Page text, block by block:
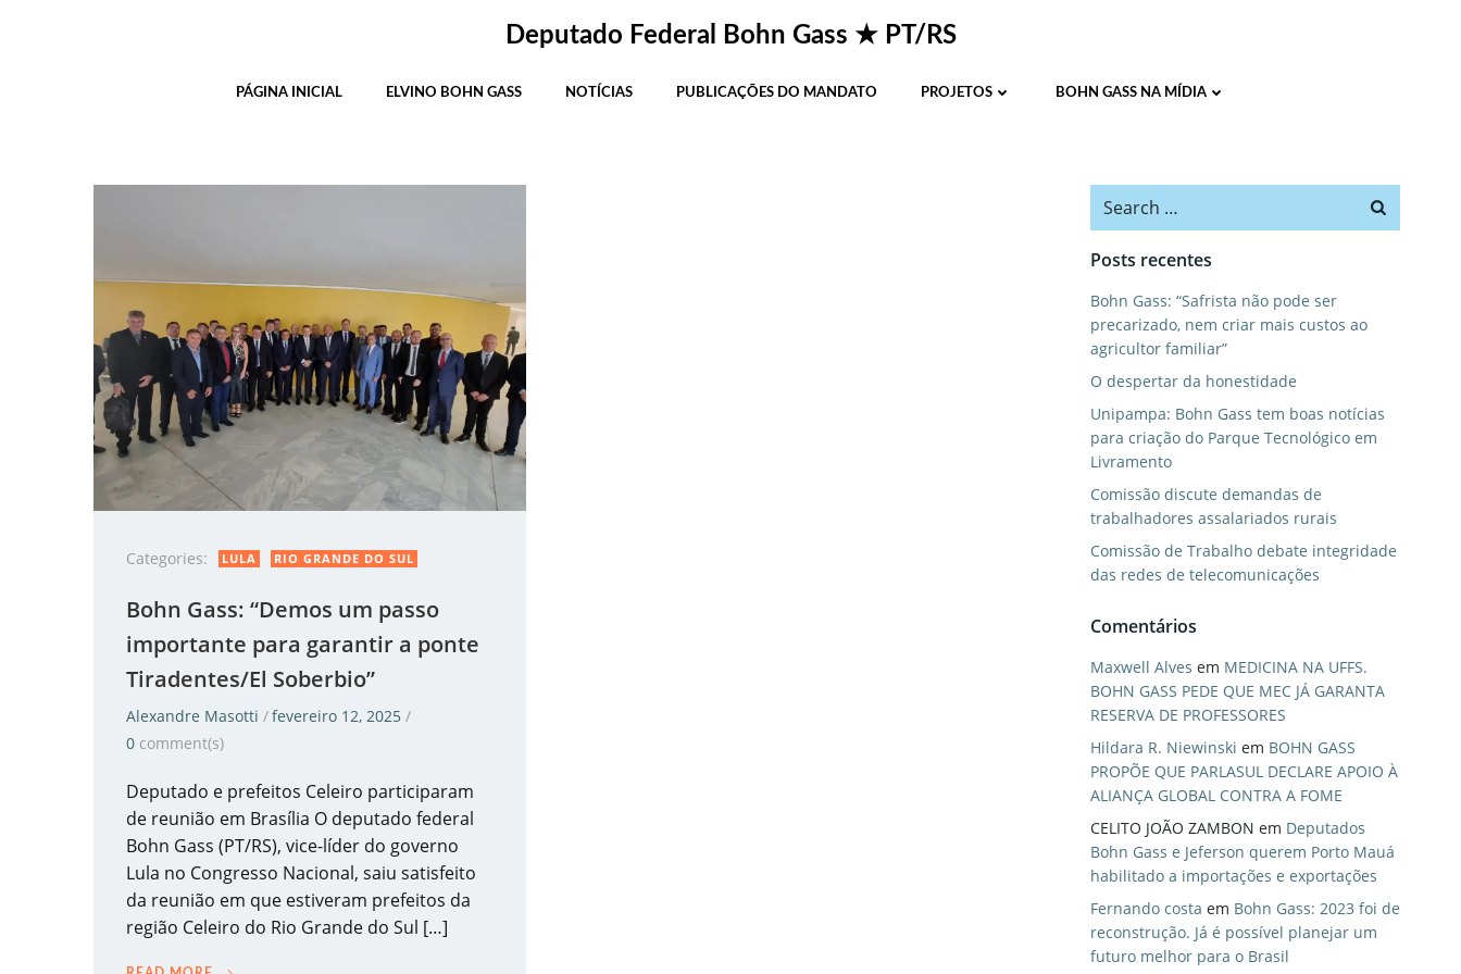
Deputado Federal Bohn Gass ★ PT/RS
PÁGINA INICIAL ELVINO BOHN GASS NOTÍCIAS PUBLICAÇÕES DO MANDATO PROJETOS BOHN GASS NA MÍDIA
Posts in tiradentes do sul
Categories: LULA RIO GRANDE DO SUL
Bohn Gass: “Demos um passo
importante para garantir a ponte
Tiradentes/El Soberbio”
Alexandre Masotti /fevereiro 12, 2025 /
0 comment(s)
Deputado e prefeitos Celeiro participaram
de reunião em Brasília O deputado federal
Bohn Gass (PT/RS), vice-líder do governo
Lula no Congresso Nacional, saiu satisfeito
da reunião em que estiveram prefeitos da
região Celeiro do Rio Grande do Sul […]
Search
Posts recentes
Bohn Gass: “Safrista não pode ser
precarizado, nem criar mais custos ao
agricultor familiar”
O despertar da honestidade
Unipampa: Bohn Gass tem boas notícias
para criação do Parque Tecnológico em
Livramento
Comissão discute demandas de
trabalhadores assalariados rurais
Comissão de Trabalho debate integridade
das redes de telecomunicações
Comentários
Maxwell Alves em MEDICINA NA UFFS.
BOHN GASS PEDE QUE MEC JÁ GARANTA
RESERVA DE PROFESSORES
Hildara R. Niewinski em BOHN GASS
PROPÕE QUE PARLASUL DECLARE APOIO À
ALIANÇA GLOBAL CONTRA A FOME
CELITO JOÃO ZAMBON em Deputados
Bohn Gass e Jeferson querem Porto Mauá
habilitado a importações e exportações
Fernando costa em Bohn Gass: 2023 foi de
reconstrução. Já é possível planejar um
futuro melhor para o Brasil